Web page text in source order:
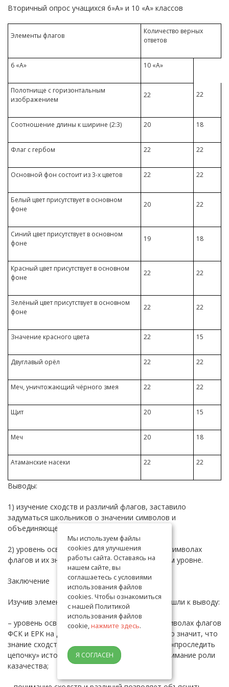
Вторичный опрос учащихся 6»А» и 10 «А» классов
Элементы флагов
Количество верных
ответов
6 «А» 10 «А»
Полотнище с горизонтальным
изображением
22 22
Соотношение длины к ширине (2:3) 20 18
Флаг с гербом 22 22
Основной фон состоит из 3-х цветов 22 22
Белый цвет присутствует в основном
фоне
20 22
Синий цвет присутствует в основном
фоне
19 18
Красный цвет присутствует в основном
фоне
22 22
Зелёный цвет присутствует в основном
фоне
22 22
Значение красного цвета 22 15
Двуглавый орёл 22 22
Меч, уничтожающий чёрного змея 22 22
Щит 20 15
Меч 20 18
Атаманские насеки 22 22
Выводы:
1) изучение сходств и различий флагов, заставило
задуматься школьников о значении символов и
объединяющей идее флага;
2) уровень осведомленности у школьников о символах
флагов и их значениях на достаточно хорошем уровне.
Заключение
Изучив элементы флагов, их значение, мы пришли к выводу:
– уровень осведомленности школьников о символах флагов
ФСК и ЕРК на достаточно хорошем уровне, это значит, что
знание сходств и различий флагов позволяет «проследить
цепочку» исторической преемственности, понимание роли
казачества;
Мы используем файлы
cookies для улучшения
работы сайта. Оставаясь на
нашем сайте, вы
соглашаетесь с условиями
использования файлов
cookies. Чтобы ознакомиться
с нашей Политикой
использования файлов
cookie,нажмите здесь.
Я СОГЛАСЕН